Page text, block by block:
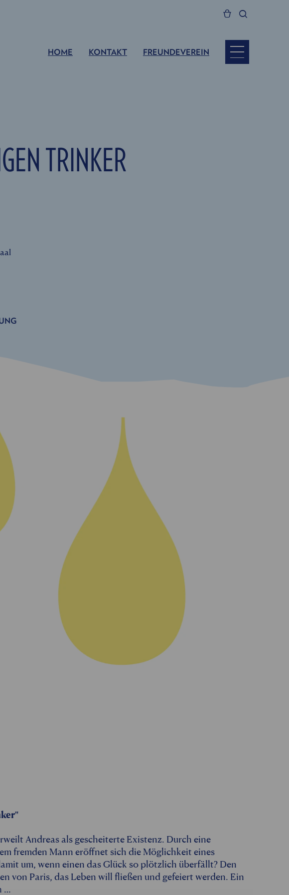
HOME KONTAKT FREUNDEVEREIN
TRINKER
Andreas als gescheiterte Existenz. Durch eine
fremden Mann eröffnet sich die Möglichkeit eines
um, wenn einen das Glück so plötzlich überfällt? Den
von Paris, das Leben will fließen und gefeiert werden. Ein
…